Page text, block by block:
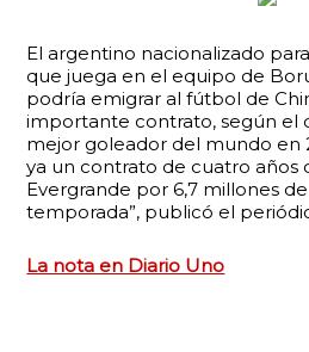
El argentino nacionalizado
que juega en el equipo de
podría emigrar al fútbol de
importante contrato, según el
mejor goleador del mundo en
ya un contrato de cuatro años
Evergrande por 6,7 millones
temporada”, publicó el
La nota en Diario Uno